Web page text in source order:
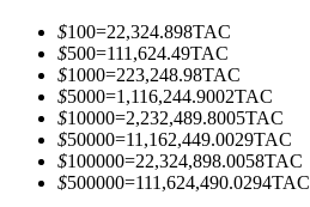
$100=22,324.898TAC
$500=111,624.49TAC
$1000=223,248.98TAC
$5000=1,116,244.9002TAC
$10000=2,232,489.8005TAC
$50000=11,162,449.0029TAC
$100000=22,324,898.0058TAC
$500000=111,624,490.0294TAC